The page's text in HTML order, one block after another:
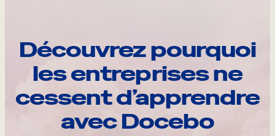
Découvrez pourquoi
les entreprises ne
cessent d’apprendre
avec Docebo